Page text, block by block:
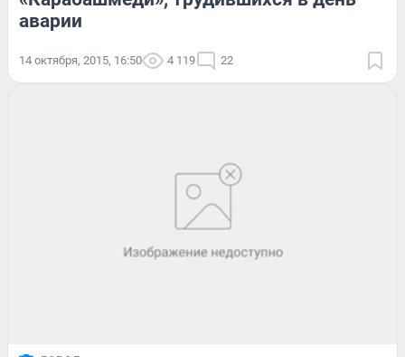
аварии
14 октября, 2015, 16:50 4 119 22